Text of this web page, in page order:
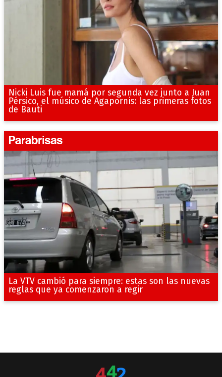
Nicki Luis fue mamá por segunda vez junto a Juan
Pérsico, el músico de Agapornis: las primeras fotos
de Bauti
La VTV cambió para siempre: estas son las nuevas
reglas que ya comenzaron a regir